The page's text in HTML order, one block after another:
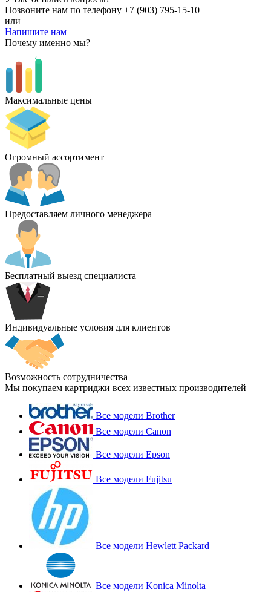
Позвоните нам по телефону +7 (903) 795-15-10
или
Напишите нам
Почему именно мы?
Максимальные цены
Огромный ассортимент
Предоставляем личного менеджера
Бесплатный выезд специалиста
Индивидуальные условия для клиентов
Возможность сотрудничества
Мы покупаем картриджи всех известных производителей
Все модели Brother
Все модели Canon
Все модели Epson
Все модели Fujitsu
Все модели Hewlett Packard
Все модели Konica Minolta